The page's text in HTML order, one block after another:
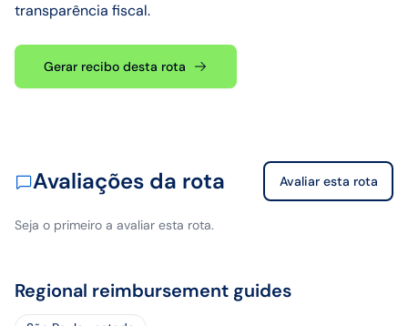
transparência fiscal.
Gerar recibo desta rota
Avaliações da rota Avaliar esta rota
Seja o primeiro a avaliar esta rota.
Regional reimbursement guides